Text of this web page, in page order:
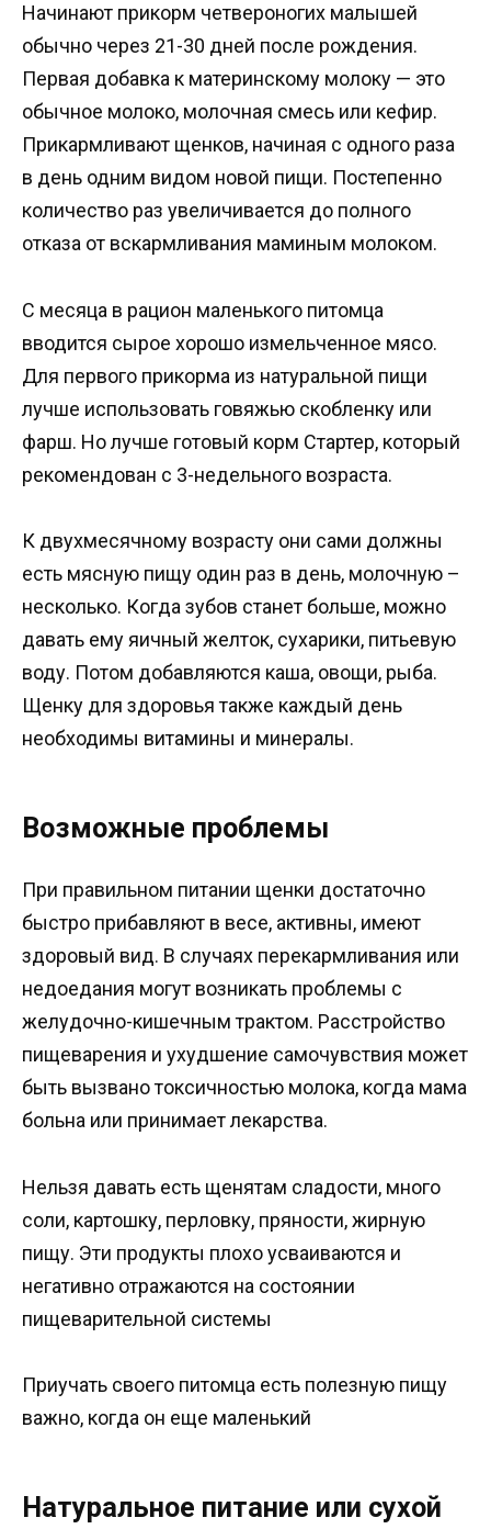
Начинают прикорм четвероногих малышей
обычно через 21-30 дней после рождения.
Первая добавка к материнскому молоку — это
обычное молоко, молочная смесь или кефир.
Прикармливают щенков, начиная с одного раза
в день одним видом новой пищи. Постепенно
количество раз увеличивается до полного
отказа от вскармливания маминым молоком.
С месяца в рацион маленького питомца
вводится сырое хорошо измельченное мясо.
Для первого прикорма из натуральной пищи
лучше использовать говяжью скобленку или
фарш. Но лучше готовый корм Стартер, который
рекомендован с 3-недельного возраста.
К двухмесячному возрасту они сами должны
есть мясную пищу один раз в день, молочную –
несколько. Когда зубов станет больше, можно
давать ему яичный желток, сухарики, питьевую
воду. Потом добавляются каша, овощи, рыба.
Щенку для здоровья также каждый день
необходимы витамины и минералы.
Возможные проблемы
При правильном питании щенки достаточно
быстро прибавляют в весе, активны, имеют
здоровый вид. В случаях перекармливания или
недоедания могут возникать проблемы с
желудочно-кишечным трактом. Расстройство
пищеварения и ухудшение самочувствия может
быть вызвано токсичностью молока, когда мама
больна или принимает лекарства.
Нельзя давать есть щенятам сладости, много
соли, картошку, перловку, пряности, жирную
пищу. Эти продукты плохо усваиваются и
негативно отражаются на состоянии
пищеварительной системы
Приучать своего питомца есть полезную пищу
важно, когда он еще маленький
Натуральное питание или сухой